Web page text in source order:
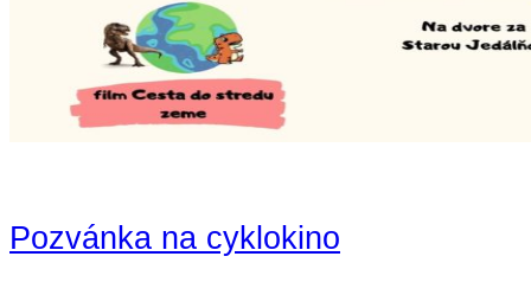
Pozvánka na cyklokino